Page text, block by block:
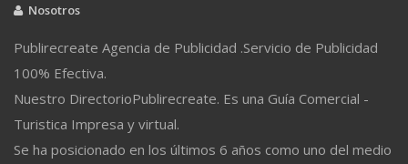
Nosotros
Publirecreate Agencia de Publicidad .Servicio de Publicidad
100% Efectiva.
Nuestro DirectorioPublirecreate. Es una Guía Comercial -
Turistica Impresa y virtual.
Se ha posicionado en los últimos 6 años como uno del medio